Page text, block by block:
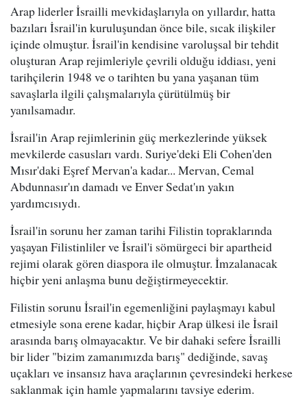
Arap liderler İsrailli mevkidaşlarıyla on yıllardır, hatta
bazıları İsrail'in kuruluşundan önce bile, sıcak ilişkiler
içinde olmuştur. İsrail'in kendisine varoluşsal bir tehdit
oluşturan Arap rejimleriyle çevrili olduğu iddiası, yeni
tarihçilerin 1948 ve o tarihten bu yana yaşanan tüm
savaşlarla ilgili çalışmalarıyla çürütülmüş bir
yanılsamadır.
İsrail'in Arap rejimlerinin güç merkezlerinde yüksek
mevkilerde casusları vardı. Suriye'deki Eli Cohen'den
Mısır'daki Eşref Mervan'a kadar... Mervan, Cemal
Abdunnasır'ın damadı ve Enver Sedat'ın yakın
yardımcısıydı.
İsrail'in sorunu her zaman tarihi Filistin topraklarında
yaşayan Filistinliler ve İsrail'i sömürgeci bir apartheid
rejimi olarak gören diaspora ile olmuştur. İmzalanacak
hiçbir yeni anlaşma bunu değiştirmeyecektir.
Filistin sorunu İsrail'in egemenliğini paylaşmayı kabul
etmesiyle sona erene kadar, hiçbir Arap ülkesi ile İsrail
arasında barış olmayacaktır. Ve bir dahaki sefere İsrailli
bir lider "bizim zamanımızda barış" dediğinde, savaş
uçakları ve insansız hava araçlarının çevresindeki herkese
saklanmak için hamle yapmalarını tavsiye ederim.